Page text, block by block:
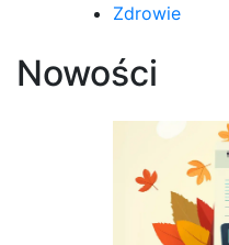
Zdrowie
Nowości